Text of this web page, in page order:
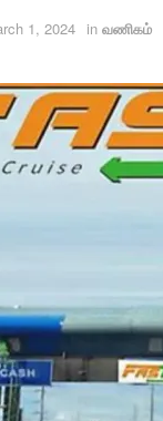
1, 2024 in வணிகம்